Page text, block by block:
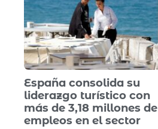
España consolida su
liderazgo turístico con
más de 3,18 millones de
empleos en el sector